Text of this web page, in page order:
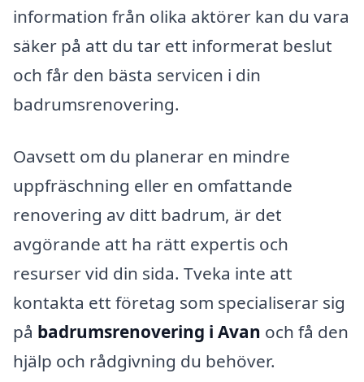
information från olika aktörer kan du vara
säker på att du tar ett informerat beslut
och får den bästa servicen i din
badrumsrenovering.
Oavsett om du planerar en mindre
uppfräschning eller en omfattande
renovering av ditt badrum, är det
avgörande att ha rätt expertis och
resurser vid din sida. Tveka inte att
kontakta ett företag som specialiserar sig
på badrumsrenovering i Avan och få den
hjälp och rådgivning du behöver.